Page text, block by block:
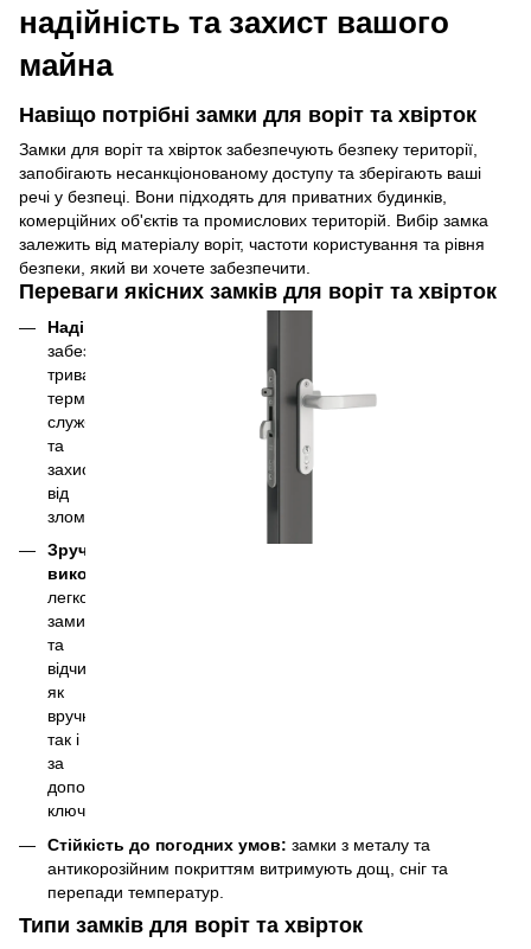
надійність та захист вашого
майна
Навіщо потрібні замки для воріт та хвірток
Замки для воріт та хвірток забезпечують безпеку території,
запобігають несанкціонованому доступу та зберігають ваші
речі у безпеці. Вони підходять для приватних будинків,
комерційних об'єктів та промислових територій. Вибір замка
залежить від матеріалу воріт, частоти користування та рівня
безпеки, який ви хочете забезпечити.
Переваги якісних замків для воріт та хвірток
Надійність:
забезпечують
тривалий
термін
служби
та
захист
від
злому.
Зручність
використання:
легко
замикати
та
відчиняти
як
вручну,
так і
за
допомогою
ключа.
Стійкість до погодних умов: замки з металу та
антикорозійним покриттям витримують дощ, сніг та
перепади температур.
Типи замків для воріт та хвірток